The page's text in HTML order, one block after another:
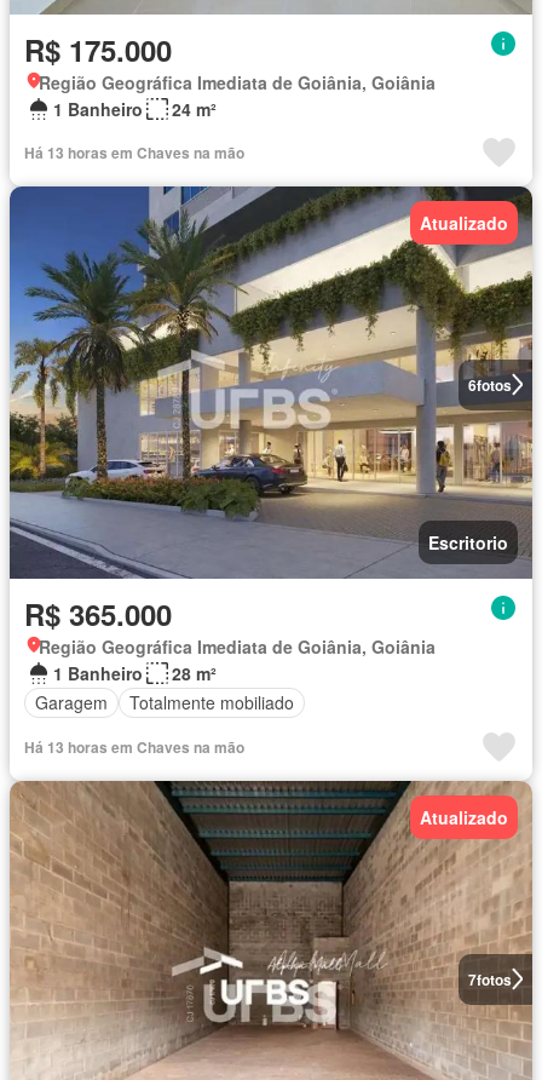
R$ 175.000
Região Geográfica Imediata de Goiânia, Goiânia
1 Banheiro
24 m²
Há 13 horas em Chaves na mão
6fotos
Atualizado
Escritorio
R$ 365.000
Região Geográfica Imediata de Goiânia, Goiânia
1 Banheiro
28 m²
Garagem
Totalmente mobiliado
Há 13 horas em Chaves na mão
7fotos
Atualizado